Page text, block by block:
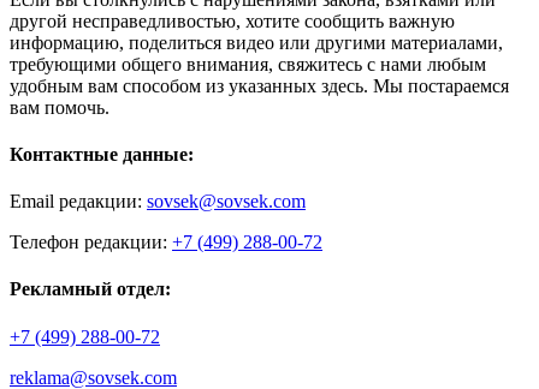
другой несправедливостью, хотите сообщить важную
информацию, поделиться видео или другими материалами,
требующими общего внимания, свяжитесь с нами любым
удобным вам способом из указанных здесь. Мы постараемся
вам помочь.
Контактные данные:
Email редакции: sovsek@sovsek.com
Телефон редакции: +7 (499) 288-00-72
Рекламный отдел:
+7 (499) 288-00-72
reklama@sovsek.com